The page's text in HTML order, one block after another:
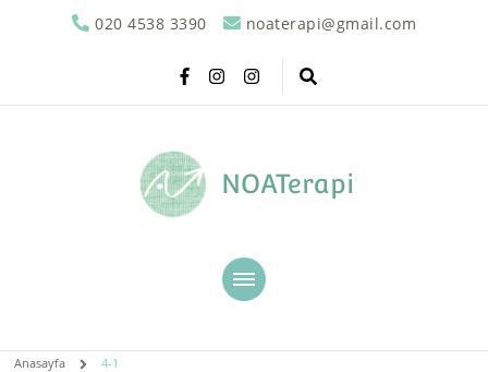
020 4538 3390 noaterapi@gmail.com
NOATerapi
Anasayfa 4-1